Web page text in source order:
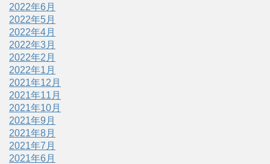
2022年6月
2022年5月
2022年4月
2022年3月
2022年2月
2022年1月
2021年12月
2021年11月
2021年10月
2021年9月
2021年8月
2021年7月
2021年6月